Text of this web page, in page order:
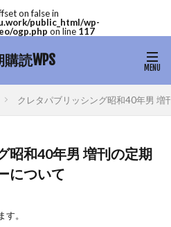
on false in
public_html/wp-
ogp.php on line 117
読WPS
クレタパブリッシング昭和40年男 増
昭和40年男 増刊の定期
について
。